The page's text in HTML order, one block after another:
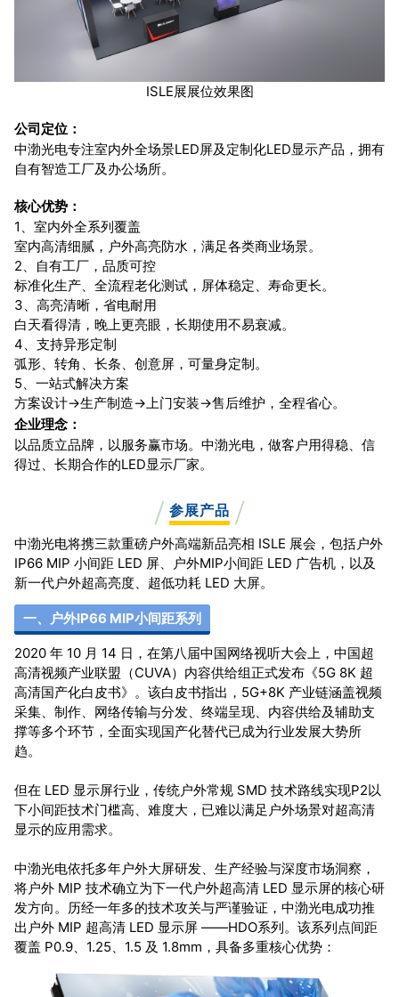
ISLE展展位效果图
公司定位：
中渤光电专注室内外全场景LED屏及定制化LED显示产品，拥有
自有智造工厂及办公场所。
核心优势：
1、室内外全系列覆盖
室内高清细腻，户外高亮防水，满足各类商业场景。
2、自有工厂，品质可控
标准化生产、全流程老化测试，屏体稳定、寿命更长。
3、高亮清晰，省电耐用
白天看得清，晚上更亮眼，长期使用不易衰减。
4、支持异形定制
弧形、转角、长条、创意屏，可量身定制。
5、一站式解决方案
方案设计→生产制造→上门安装→售后维护，全程省心。
企业理念：
以品质立品牌，以服务赢市场。中渤光电，做客户用得稳、信
得过、长期合作的LED显示厂家。
参展产品
中渤光电将携三款重磅户外高端新品亮相 ISLE 展会，包括户外
IP66 MIP 小间距 LED 屏、户外MIP小间距 LED 广告机，以及
新一代户外超高亮度、超低功耗 LED 大屏。
一、户外IP66 MIP小间距系列
2020 年 10 月 14 日，在第八届中国网络视听大会上，中国超
高清视频产业联盟（CUVA）内容供给组正式发布《5G 8K 超
高清国产化白皮书》。该白皮书指出，5G+8K 产业链涵盖视频
采集、制作、网络传输与分发、终端呈现、内容供给及辅助支
撑等多个环节，全面实现国产化替代已成为行业发展大势所
趋。
但在 LED 显示屏行业，传统户外常规 SMD 技术路线实现P2以
下小间距技术门槛高、难度大，已难以满足户外场景对超高清
显示的应用需求。
中渤光电依托多年户外大屏研发、生产经验与深度市场洞察，
将户外 MIP 技术确立为下一代户外超高清 LED 显示屏的核心研
发方向。历经一年多的技术攻关与严谨验证，中渤光电成功推
出户外 MIP 超高清 LED 显示屏 ——HDO系列。该系列点间距
覆盖 P0.9、1.25、1.5 及 1.8mm，具备多重核心优势：